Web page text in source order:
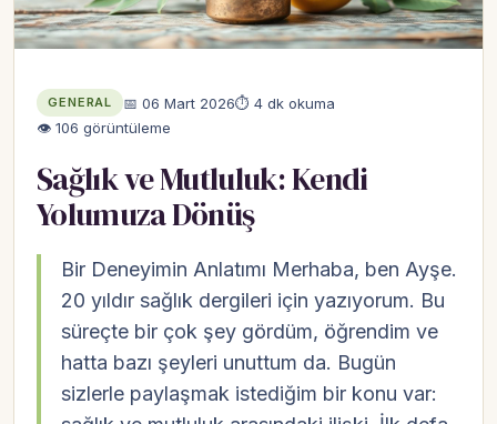
GENERAL 📅 06 Mart 2026⏱ 4 dk okuma
👁 106 görüntüleme
Sağlık ve Mutluluk: Kendi
Yolumuza Dönüş
Bir Deneyimin Anlatımı Merhaba, ben Ayşe.
20 yıldır sağlık dergileri için yazıyorum. Bu
süreçte bir çok şey gördüm, öğrendim ve
hatta bazı şeyleri unuttum da. Bugün
sizlerle paylaşmak istediğim bir konu var: